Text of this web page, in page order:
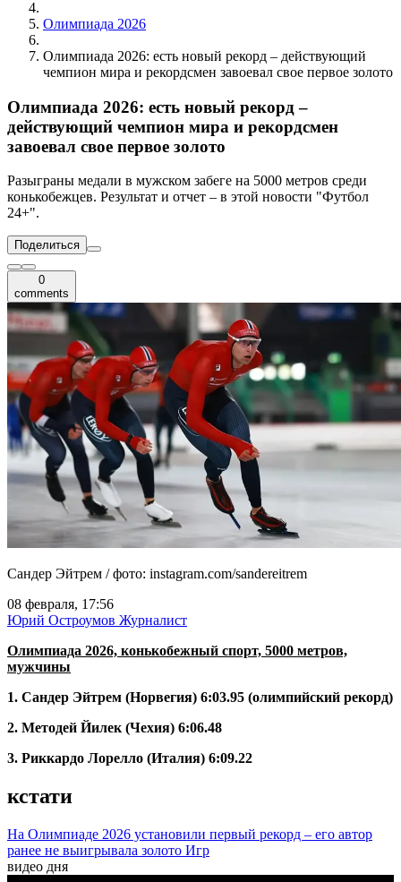
Олимпиада 2026
Олимпиада 2026: есть новый рекорд – действующий
чемпион мира и рекордсмен завоевал свое первое золото
Олимпиада 2026: есть новый рекорд –
действующий чемпион мира и рекордсмен
завоевал свое первое золото
Разыграны медали в мужском забеге на 5000 метров среди
конькобежцев. Результат и отчет – в этой новости "Футбол
24+".
Поделиться
0
comments
Сандер Эйтрем / фото: instagram.com/sandereitrem
08 февраля, 17:56
Юрий Остроумов Журналист
Олимпиада 2026, конькобежный спорт, 5000 метров,
мужчины
1. Сандер Эйтрем (Норвегия) 6:03.95 (олимпийский рекорд)
2. Методей Йилек (Чехия) 6:06.48
3. Риккардо Лорелло (Италия) 6:09.22
кстати
На Олимпиаде 2026 установили первый рекорд – его автор
ранее не выигрывала золото Игр
видео дня